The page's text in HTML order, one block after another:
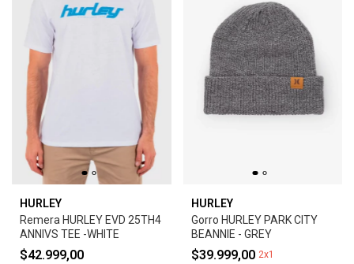
HURLEY
Remera HURLEY EVD 25TH4
ANNIVS TEE -WHITE
$42.999,00
HURLEY
Gorro HURLEY PARK CITY
BEANNIE - GREY
$39.999,00 2x1